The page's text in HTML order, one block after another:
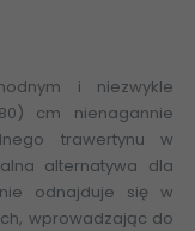
i niezwykle
cm nienagannie
trawertynu w
alternatywa dla
odnajduje się w
wprowadzając do